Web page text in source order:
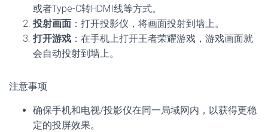
或者Type-C转HDMI线等方式。
投射画面 ：打开投影仪，将画面投射到墙上。
打开游戏 ：在手机上打开王者荣耀游戏，游戏画面就
会自动投射到墙上。
注意事项
确保手机和电视/投影仪在同一局域网内，以获得更稳
定的投屏效果。